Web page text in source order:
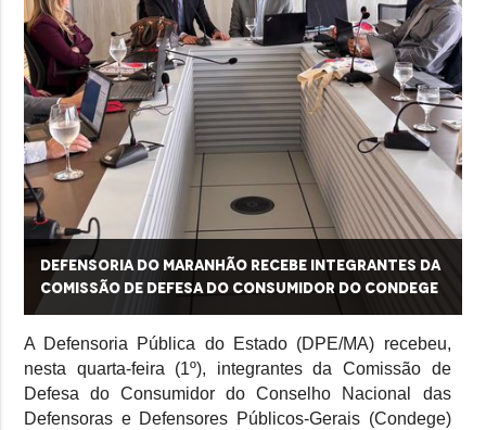
Defensoria do Maranhão recebe integrantes da
Comissão de Defesa do Consumidor do Condege
A Defensoria Pública do Estado (DPE/MA) recebeu,
nesta quarta-feira (1º), integrantes da Comissão de
Defesa do Consumidor do Conselho Nacional das
Defensoras e Defensores Públicos-Gerais (Condege)